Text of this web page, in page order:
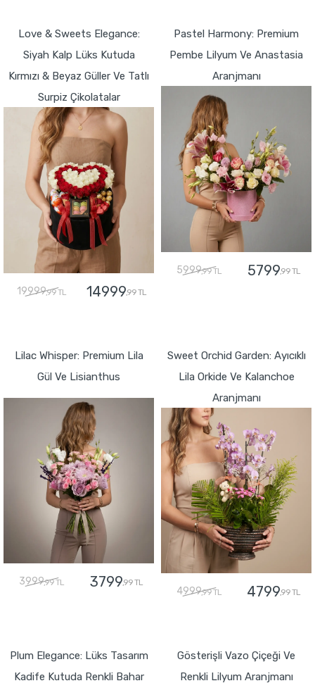
Love & Sweets Elegance:
Siyah Kalp Lüks Kutuda
Kırmızı & Beyaz Güller Ve Tatlı
Surpiz Çikolatalar
19999,99 TL 14999,99 TL
Pastel Harmony: Premium
Pembe Lilyum Ve Anastasia
Aranjmanı
5999,99 TL 5799,99 TL
Lilac Whisper: Premium Lila
Gül Ve Lisianthus
3999,99 TL 3799,99 TL
Sweet Orchid Garden: Ayıcıklı
Lila Orkide Ve Kalanchoe
Aranjmanı
4999,99 TL 4799,99 TL
Plum Elegance: Lüks Tasarım
Kadife Kutuda Renkli Bahar
Gösterişli Vazo Çiçeği Ve
Renkli Lilyum Aranjmanı